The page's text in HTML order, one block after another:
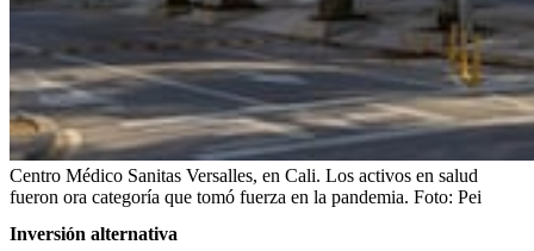
Centro Médico Sanitas Versalles, en Cali. Los activos en salud
fueron ora categoría que tomó fuerza en la pandemia. Foto: Pei
Inversión alternativa